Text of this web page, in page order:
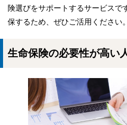
険選びをサポートするサービスで
保するため、ぜひご活用ください。
生命保険の必要性が高い